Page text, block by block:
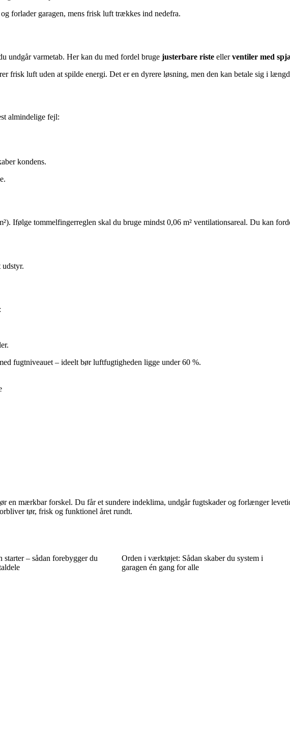
forlader garagen, mens frisk luft trækkes ind nedefra.
undgår varmetab. Her kan du med fordel bruge justerbare riste ellerventiler med
frisk luft uden at spilde energi. Det er en dyrere løsning, men den kan betale sig i
almindelige fejl:
kondens.
Ifølge tommelfingerreglen skal du bruge mindst 0,06 m² ventilationsareal. Du kan
fugtniveauet – ideelt bør luftfugtigheden ligge under 60 %.
en mærkbar forskel. Du får et sundere indeklima, undgår fugtskader og forlænger
tør, frisk og funktionel året rundt.
starter – sådan forebygger du
Orden i værktøjet: Sådan skaber du system i
garagen én gang for alle